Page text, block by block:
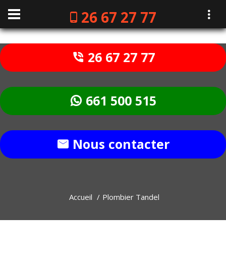
26 67 27 77
26 67 27 77
661 500 515
Nous contacter
Accueil Plombier Tandel